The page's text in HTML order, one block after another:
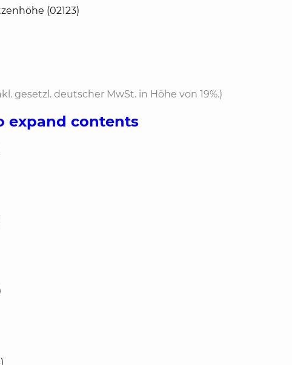
(02123)
gesetzl. deutscher MwSt. in Höhe von 19%.)
expand contents